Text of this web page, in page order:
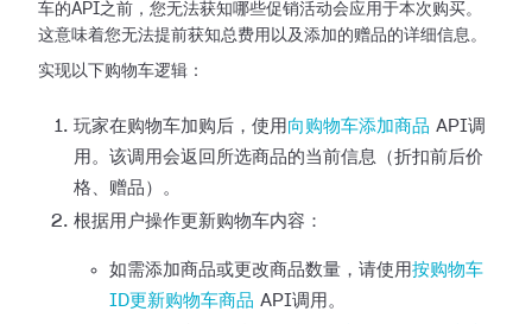
车的API之前，您无法获知哪些促销活动会应用于本次购买。
这意味着您无法提前获知总费用以及添加的赠品的详细信息。
实现以下购物车逻辑：
玩家在购物车加购后，使用 向购物车添加商品 API调
用。该调用会返回所选商品的当前信息（折扣前后价
格、赠品）。
根据用户操作更新购物车内容：
如需添加商品或更改商品数量，请使用按购物车
ID更新购物车商品 API调用。